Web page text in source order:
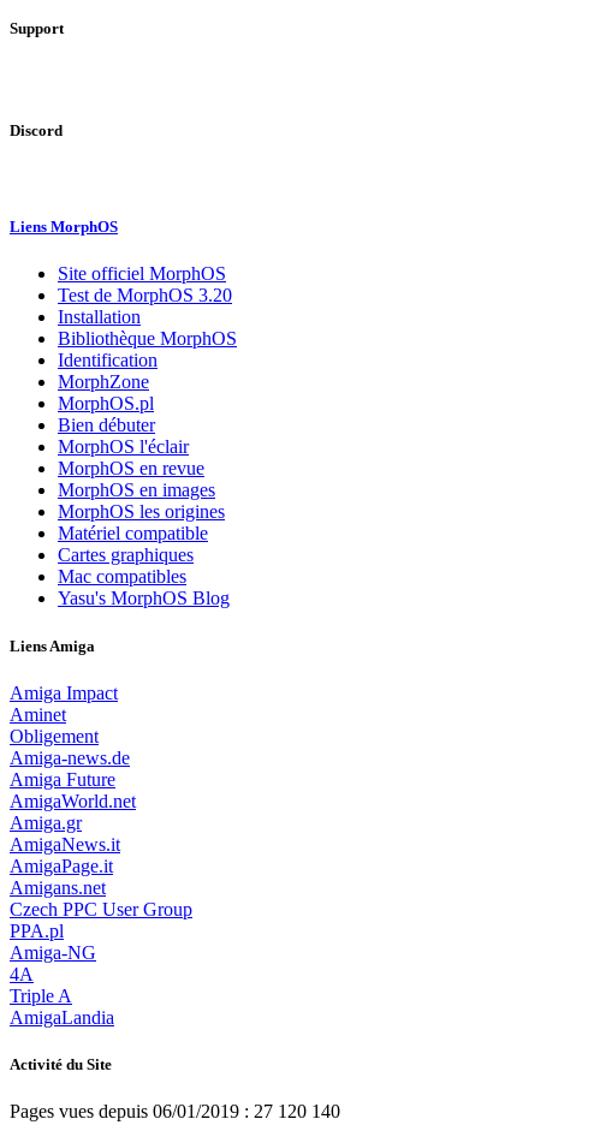
Support
Discord
Liens MorphOS
Site officiel MorphOS
Test de MorphOS 3.20
Installation
Bibliothèque MorphOS
Identification
MorphZone
MorphOS.pl
Bien débuter
MorphOS l'éclair
MorphOS en revue
MorphOS en images
MorphOS les origines
Matériel compatible
Cartes graphiques
Mac compatibles
Yasu's MorphOS Blog
Liens Amiga
Amiga Impact
Aminet
Obligement
Amiga-news.de
Amiga Future
AmigaWorld.net
Amiga.gr
AmigaNews.it
AmigaPage.it
Amigans.net
Czech PPC User Group
PPA.pl
Amiga-NG
4A
Triple A
AmigaLandia
Activité du Site
Pages vues depuis 06/01/2019 : 27 120 140